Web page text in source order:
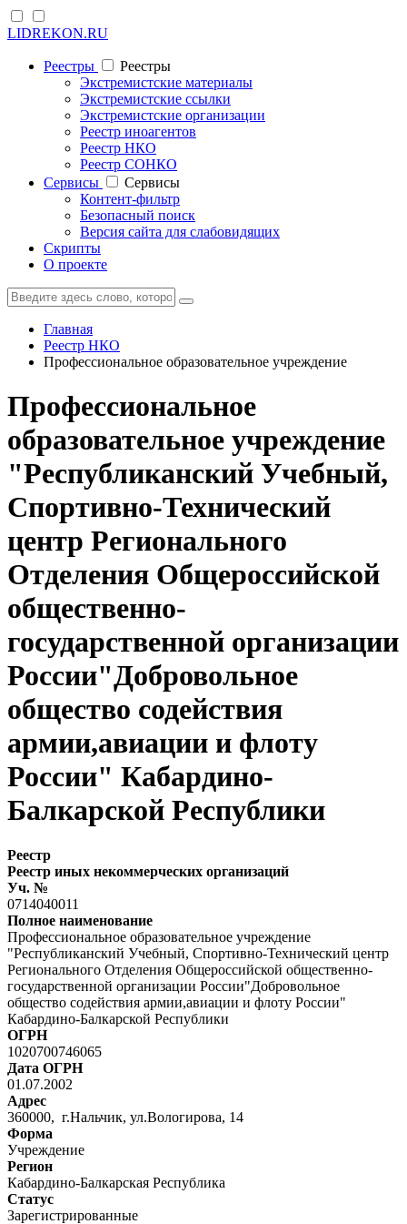
LIDREKON.RU
Реестры
Реестры
Экстремистские материалы
Экстремистские ссылки
Экстремистские организации
Реестр иноагентов
Реестр НКО
Реестр СОНКО
Cервисы
Cервисы
Контент-фильтр
Безопасный поиск
Версия сайта для слабовидящих
Скрипты
О проекте
Главная
Реестр НКО
Профессиональное образовательное учреждение
Профессиональное
образовательное учреждение
"Республиканский Учебный,
Спортивно-Технический
центр Регионального
Отделения Общероссийской
общественно-
государственной организации
России"Добровольное
общество содействия
армии,авиации и флоту
России" Кабардино-
Балкарской Республики
Реестр
Реестр иных некоммерческих организаций
Уч. №
0714040011
Полное наименование
Профессиональное образовательное учреждение
"Республиканский Учебный, Спортивно-Технический центр
Регионального Отделения Общероссийской общественно-
государственной организации России"Добровольное
общество содействия армии,авиации и флоту России"
Кабардино-Балкарской Республики
ОГРН
1020700746065
Дата ОГРН
01.07.2002
Адрес
360000, г.Нальчик, ул.Вологирова, 14
Форма
Учреждение
Регион
Кабардино-Балкарская Республика
Статус
Зарегистрированные